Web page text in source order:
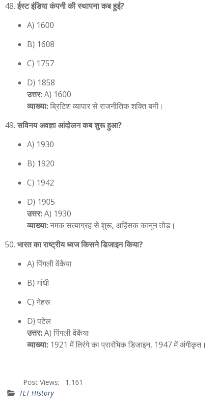
ईस्ट इंडिया कंपनी की स्थापना कब हुई?
A) 1600
B) 1608
C) 1757
D) 1858
उत्तर:A) 1600
व्याख्या:ब्रिटिश व्यापार से राजनीतिक शक्ति बनी।
सविनय अवज्ञा आंदोलन कब शुरू हुआ?
A) 1930
B) 1920
C) 1942
D) 1905
उत्तर:A) 1930
व्याख्या:नमक सत्याग्रह से शुरू, अहिंसक कानून तोड़।
भारत का राष्ट्रीय ध्वज किसने डिजाइन किया?
A) पिंगली वेंकैया
B) गांधी
C) नेहरू
D) पटेल
उत्तर:A) पिंगली वेंकैया
व्याख्या: 1921 में तिरंगे का प्रारंभिक डिजाइन, 1947 में अंगीकृत।
Post Views:
1,161
TET HIstory